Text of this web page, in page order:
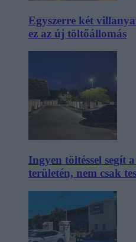
Egyszerre két
ez az új töltőállomás
Ingyen töltéssel segít
területén, nem csak